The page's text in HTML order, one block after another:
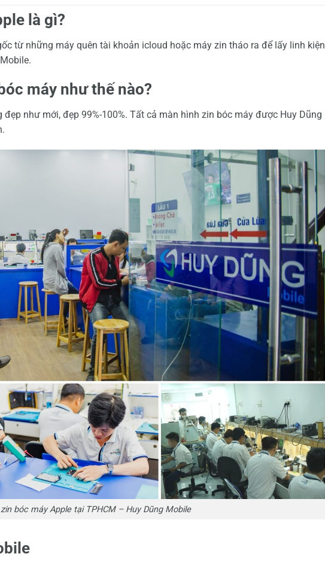
là gì?
từ những máy quên tài khoản icloud hoặc máy zin tháo ra để lấy linh kiện
máy như thế nào?
như mới, đẹp 99%-100%. Tất cả màn hình zin bóc máy được Huy Dũng
bóc máy Apple tại TPHCM – Huy Dũng Mobile